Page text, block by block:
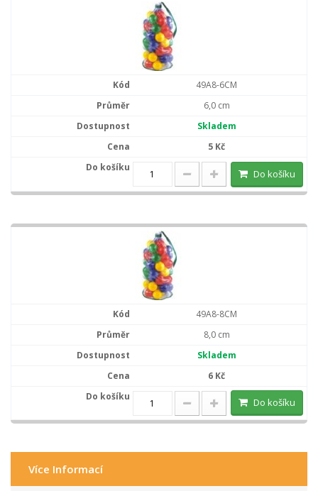
49A8-6CM
6,0 cm
Skladem
5 Kč
Do košíku
49A8-8CM
8,0 cm
Skladem
6 Kč
Do košíku
Více Informací